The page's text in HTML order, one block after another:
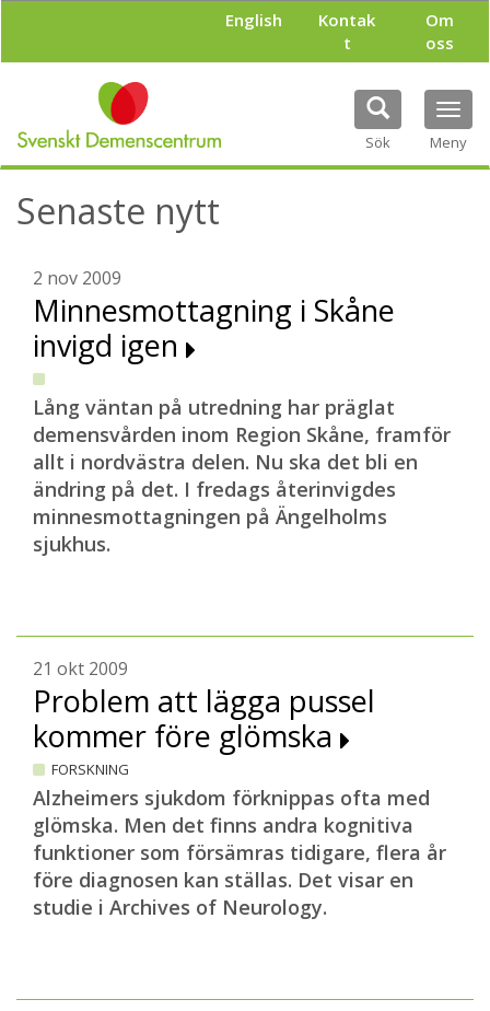
l
English
Kontak
t
Om
oss
Sök Meny
Senaste nytt
2 nov 2009
Minnesmottagning i Skåne
invigd igen
Lång väntan på utredning har präglat
demensvården inom Region Skåne, framför
allt i nordvästra delen. Nu ska det bli en
ändring på det. I fredags återinvigdes
minnesmottagningen på Ängelholms
sjukhus.
21 okt 2009
Problem att lägga pussel
kommer före glömska
FORSKNING
Alzheimers sjukdom förknippas ofta med
glömska. Men det finns andra kognitiva
funktioner som försämras tidigare, flera år
före diagnosen kan ställas. Det visar en
studie i Archives of Neurology.